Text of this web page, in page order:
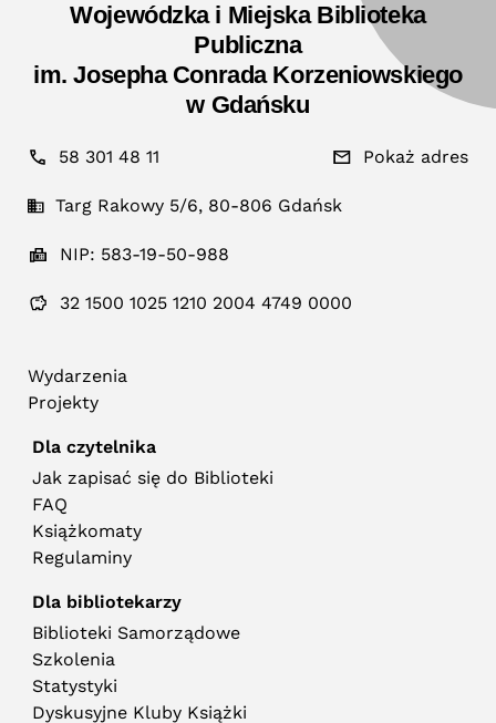
Wojewódzka i Miejska Biblioteka
Publiczna
im. Josepha Conrada Korzeniowskiego
w Gdańsku
58 301 48 11 Pokaż adres
Targ Rakowy 5/6, 80-806 Gdańsk
NIP: 583-19-50-988
32 1500 1025 1210 2004 4749 0000
Wydarzenia
Projekty
Dla czytelnika
Jak zapisać się do Biblioteki
FAQ
Książkomaty
Regulaminy
Dla bibliotekarzy
Biblioteki Samorządowe
Szkolenia
Statystyki
Dyskusyjne Kluby Książki